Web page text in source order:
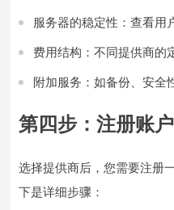
服务器的稳定性：查看用
费用结构：不同提供商的
附加服务：如备份、安全
第四步：注册账
选择提供商后，您需要注册
下是详细步骤：